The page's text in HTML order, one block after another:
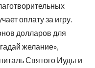
оплату за игру.
долларов для
желание»,
Святого Иуды и